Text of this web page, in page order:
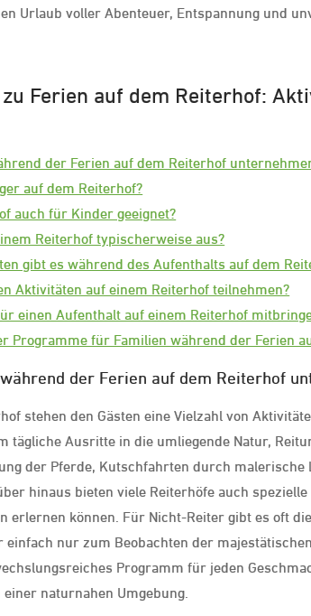
Urlaub voller Abenteuer, Entspannung und
Ferien auf dem Reiterhof:
der Ferien auf dem Reiterhof
auf dem Reiterhof?
auch für Kinder geeignet?
Reiterhof typischerweise aus?
gibt es während des Aufenthalts auf dem
Aktivitäten auf einem Reiterhof teilnehmen?
einen Aufenthalt auf einem Reiterhof
Programme für Familien während der Ferien
der Ferien auf dem Reiterhof
stehen den Gästen eine Vielzahl von
tägliche Ausritte in die umliegende Natur,
der Pferde, Kutschfahrten durch
hinaus bieten viele Reiterhöfe auch
erlernen können. Für Nicht-Reiter gibt es oft
nur zum Beobachten der
Programm für jeden
naturnahen Umgebung.